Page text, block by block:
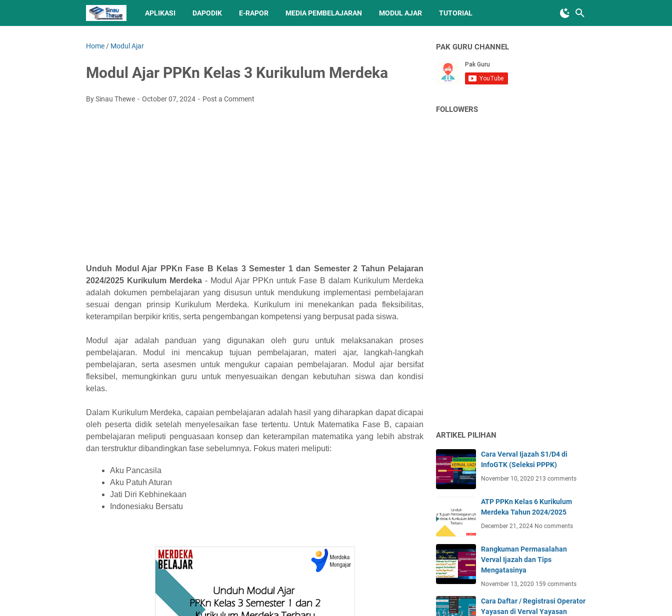
APLIKASI DAPODIK E-RAPOR MEDIA PEMBELAJARAN MODUL AJAR TUTORIAL
Home / Modul Ajar
Modul Ajar PPKn Kelas 3 Kurikulum Merdeka
By Sinau Thewe October 07, 2024 Post a Comment
Unduh Modul Ajar PPKn Fase B Kelas 3 Semester 1 dan Semester 2 Tahun Pelajaran
2024/2025 Kurikulum Merdeka - Modul Ajar PPKn untuk Fase B dalam Kurikulum Merdeka
adalah dokumen pembelajaran yang disusun untuk mendukung implementasi pembelajaran
sesuai dengan prinsip Kurikulum Merdeka. Kurikulum ini menekankan pada fleksibilitas,
keterampilan berpikir kritis, serta pengembangan kompetensi yang berpusat pada siswa.
Modul ajar adalah panduan yang digunakan oleh guru untuk melaksanakan proses
pembelajaran. Modul ini mencakup tujuan pembelajaran, materi ajar, langkah-langkah
pembelajaran, serta asesmen untuk mengukur capaian pembelajaran. Modul ajar bersifat
fleksibel, memungkinkan guru untuk menyesuaikan dengan kebutuhan siswa dan kondisi
kelas.
Dalam Kurikulum Merdeka, capaian pembelajaran adalah hasil yang diharapkan dapat dicapai
oleh peserta didik setelah menyelesaikan fase tertentu. Untuk Matematika Fase B, capaian
pembelajaran meliputi penguasaan konsep dan keterampilan matematika yang lebih abstrak
dan terstruktur dibandingkan fase sebelumnya. Fokus materi meliputi:
Aku Pancasila
Aku Patuh Aturan
Jati Diri Kebhinekaan
Indonesiaku Bersatu
PAK GURU CHANNEL
FOLLOWERS
ARTIKEL PILIHAN
Cara Verval Ijazah S1/D4 di
InfoGTK (Seleksi PPPK)
November 10, 2020 213 comments
ATP PPKn Kelas 6 Kurikulum
Merdeka Tahun 2024/2025
December 21, 2024 No comments
Rangkuman Permasalahan
Verval Ijazah dan Tips
Mengatasinya
November 13, 2020 159 comments
Cara Daftar / Registrasi Operator
Yayasan di Verval Yayasan